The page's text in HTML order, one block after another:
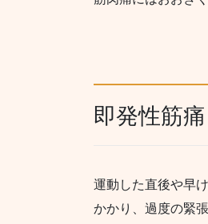
即発性筋痛
運動した直後や早
かかり、過度の緊